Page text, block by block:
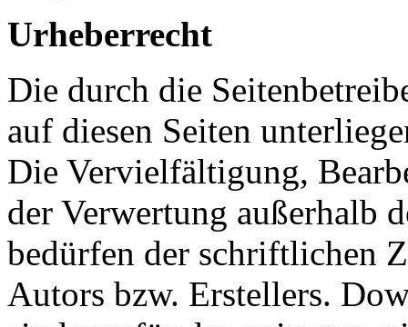
Urheberrecht
Die durch die
auf diesen Seiten
Die Vervielfältigung,
der Verwertung außerhalb
bedürfen der schriftlichen
Autors bzw. Erstellers.